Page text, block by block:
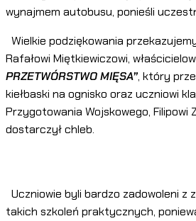
wynajmem autobusu, ponieśli
Wielkie podziękowania
Rafałowi Miętkiewiczowi,
PRZETWÓRSTWO MIĘSA”, który
kiełbaski na ognisko oraz uczniowi
Przygotowania Wojskowego, Filipowi
dostarczył chleb.
Uczniowie byli bardzo zadowoleni z
takich szkoleń praktycznych,